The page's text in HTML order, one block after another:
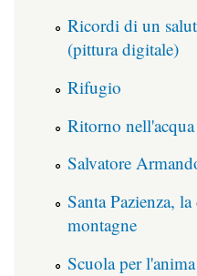
Ricordi di un
(pittura digitale)
Rifugio
Ritorno
Salvatore
Santa Pazienza,
montagne
Scuola per l'anima